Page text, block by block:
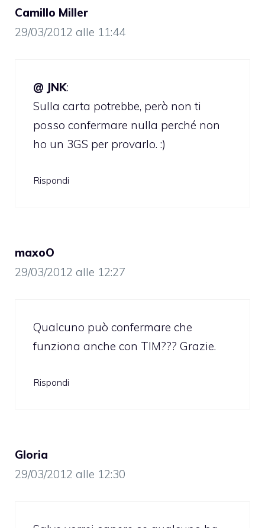
Camillo Miller
29/03/2012 alle 11:44
@ JNK:
Sulla carta potrebbe, però non ti
posso confermare nulla perché non
ho un 3GS per provarlo. :)
Rispondi
maxoO
29/03/2012 alle 12:27
Qualcuno può confermare che
funziona anche con TIM??? Grazie.
Rispondi
Gloria
29/03/2012 alle 12:30